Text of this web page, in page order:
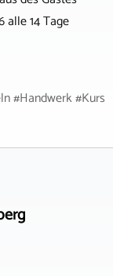
alle 14 Tage
#Handwerk #Kurs